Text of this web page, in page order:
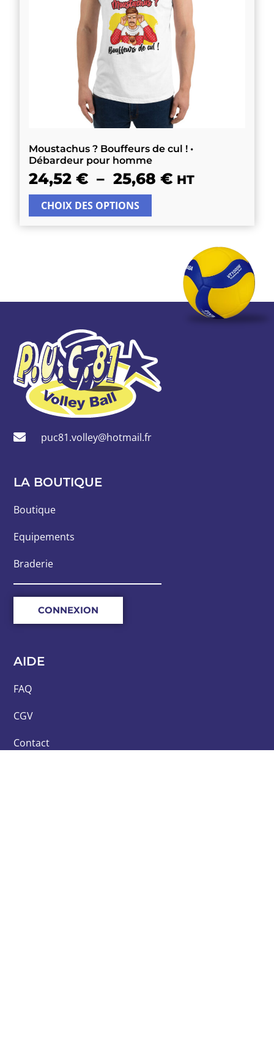
Moustachus ? Bouffeurs de cul ! •
Débardeur pour homme
24,52€ – 25,68€ HT
CHOIX DES OPTIONS
puc81.volley@hotmail.fr
LA BOUTIQUE
Boutique
Equipements
Braderie
CONNEXION
AIDE
FAQ
CGV
Contact